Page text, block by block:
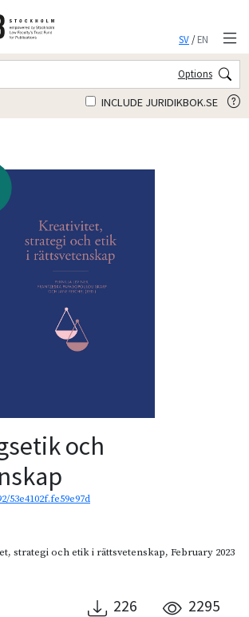
SV/EN
Options
INCLUDE JURIDIKBOK.SE
och
53e4102f.fe59e97d
strategi och etik i rättsvetenskap, February 2023
226 2295